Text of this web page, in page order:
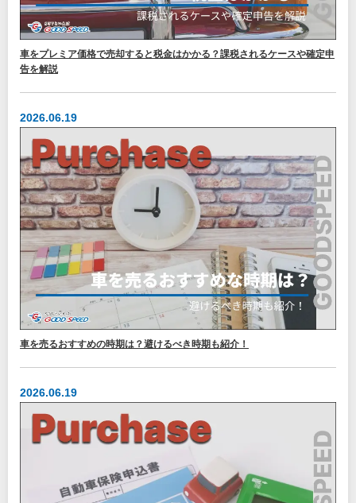
車をプレミア価格で売却すると税金はかかる？課税されるケースや確定申
告を解説
2026.06.19
車を売るおすすめの時期は？避けるべき時期も紹介！
2026.06.19